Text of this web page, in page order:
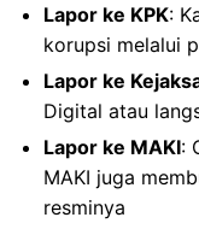
Lapor ke KPK:
korupsi melalui
Lapor ke
Digital atau
Lapor ke MAKI:
MAKI juga
resminya